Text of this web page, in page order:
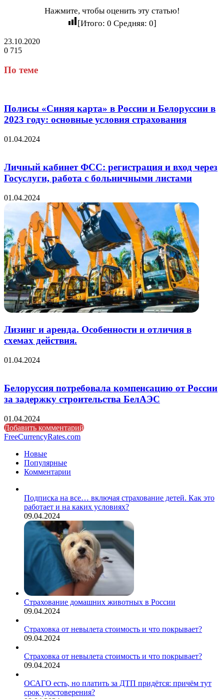
Нажмите, чтобы оценить эту статью!
[Итого: 0 Средняя: 0]
23.10.2020
0 715
через
По теме
Полисы «Синяя карта» в России и Белоруссии в
2023 году: основные условия страхования
01.04.2024
Личный кабинет ФСС: регистрация и вход через
Госуслуги, работа с больничными листами
01.04.2024
Лизинг и аренда. Особенности и отличия в
схемах действия.
01.04.2024
Белоруссия потребовала компенсацию от России
за задержку строительства БелАЭС
01.04.2024
Добавить комментарий
FreeCurrencyRates.com
Новые
Популярные
Комментарии
Подписка на все… включая страхование детей. Как это
работает и на каких условиях?
09.04.2024
Страхование домашних животных в России
09.04.2024
Страховка от невылета стоимость и что покрывает?
09.04.2024
Страховка от невылета стоимость и что покрывает?
09.04.2024
ОСАГО есть, но платить за ДТП придётся: причём тут
срок удостоверения?